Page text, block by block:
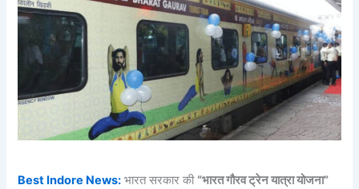
Best Indore News: भारत सरकार की “भारत गौरव ट्रेन यात्रा योजना”